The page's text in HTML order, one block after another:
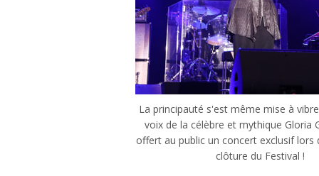
La principauté s'est même mise à
voix de la célèbre et mythique Gloria
offert au public un concert exclusif lors
clôture du Festival !